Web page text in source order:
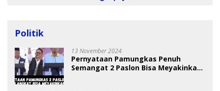
Politik
13 November 2024
Pernyataan Pamungkas Penuh
Semangat 2 Paslon Bisa Meyakinkan